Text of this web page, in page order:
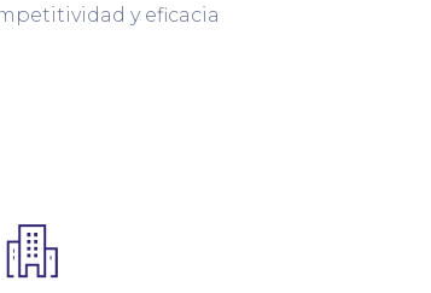
y eficacia